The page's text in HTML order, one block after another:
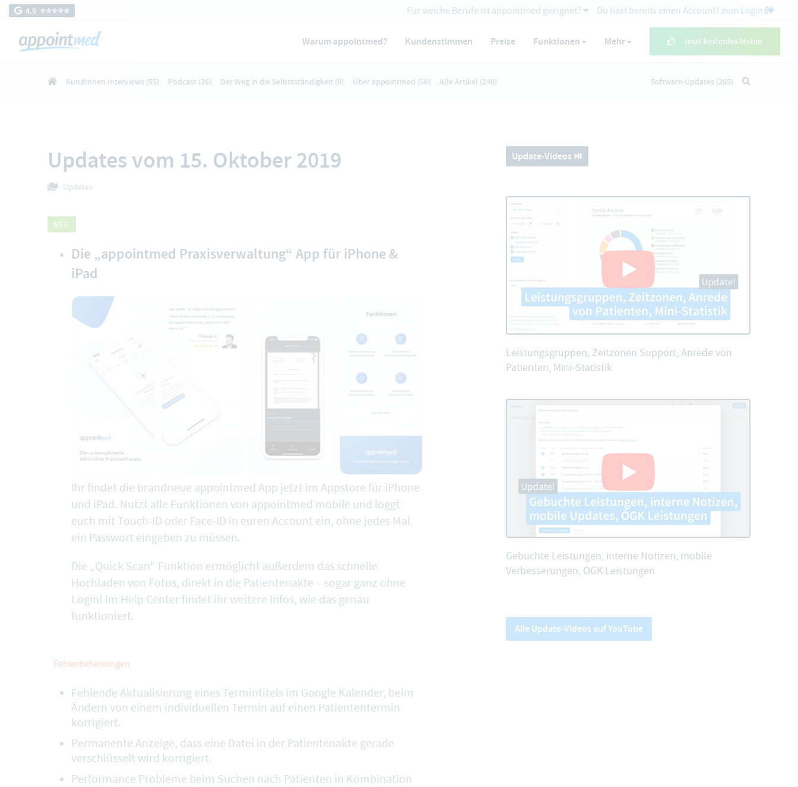
4.9 ⭐️⭐️⭐️⭐️⭐️ Für welche Berufe ist appointmed geeignet? Du hast bereits einen Account? zum Login
Warum appointmed? Kundenstimmen Preise Funktionen Mehr Jetzt kostenlos testen
KundInnen Interviews (55) Podcast (36) Der Weg in die Selbstständigkeit (8) Über appointmed (56) Alle Artikel (240) Software-Updates (265)
Updates vom 15. Oktober 2019
Updates
NEU
Die „appointmed Praxisverwaltung“ App für iPhone &
iPad
Ihr findet die brandneue appointmed App jetzt im Appstore für iPhone
und iPad. Nutzt alle Funktionen von appointmed mobile und loggt
euch mit Touch-ID oder Face-ID in euren Account ein, ohne jedes Mal
ein Passwort eingeben zu müssen.
Die „Quick Scan“ Funktion ermöglicht außerdem das schnelle
Hochladen von Fotos, direkt in die Patientenakte – sogar ganz ohne
Login! Im Help Center findet ihr weitere Infos, wie das genau
funktioniert.
Fehlerbehebungen
Fehlende Aktualisierung eines Termintitels im Google Kalender, beim
Ändern von einem individuellen Termin auf einen Patiententermin
korrigiert.
Permanente Anzeige, dass eine Datei in der Patientenakte gerade
verschlüsselt wird korrigiert.
Performance Probleme beim Suchen nach Patienten in Kombination
Update-Videos ⏯️
Leistungsgruppen, Zeitzonen Support, Anrede von
Patienten, Mini-Statistik
Gebuchte Leistungen, interne Notizen, mobile
Verbesserungen, ÖGK Leistungen
Alle Update-Videos auf YouTube